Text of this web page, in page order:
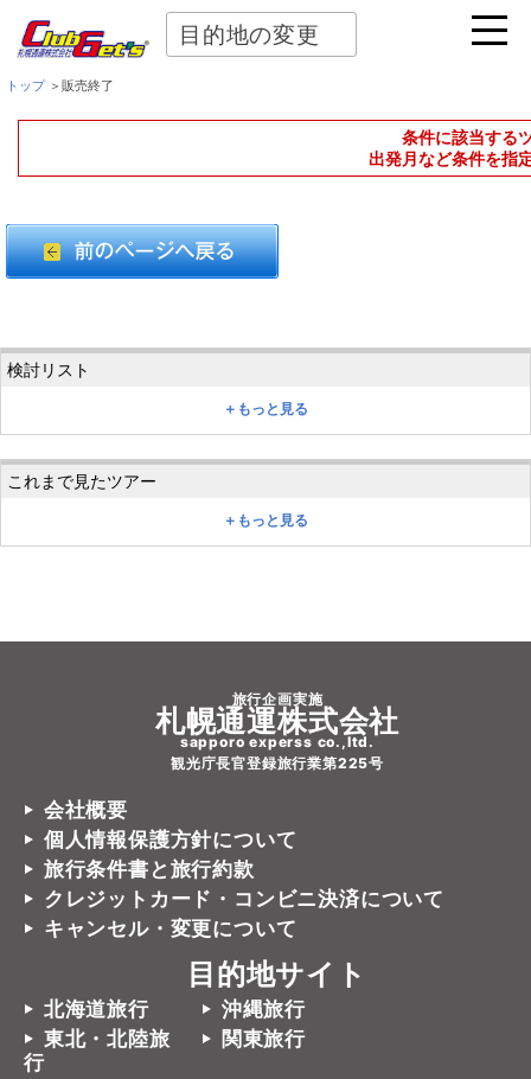
目的地の変更
トップ＞販売終了
条件に該当する
出発月など条件を指
＋もっと見る
＋もっと見る
旅行企画実施
札幌通運株式会社
sapporo experss co.,ltd.
観光庁長官登録旅行業第225号
会社概要
個人情報保護方針について
旅行条件書と旅行約款
クレジットカード・コンビニ決済について
キャンセル・変更について
目的地サイト
北海道旅行
沖縄旅行
東北・北陸旅
行
関東旅行